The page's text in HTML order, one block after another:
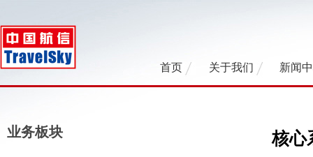
首页 关于我们 新闻
业务板块 核心